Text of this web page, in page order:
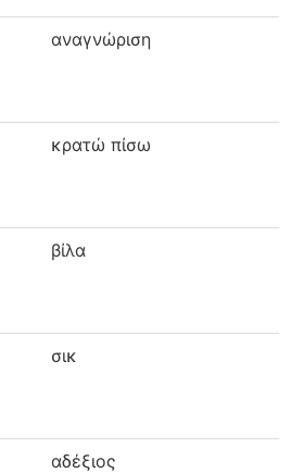
αναγνώριση
κρατώ πίσω
βίλα
σικ
αδέξιος